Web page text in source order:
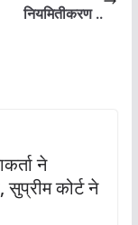
नियमितीकरण ..
ने
कोर्ट ने